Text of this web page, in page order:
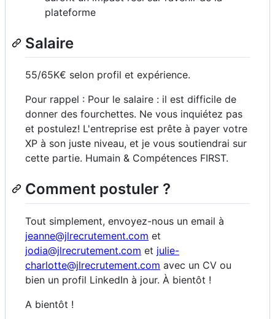
plateforme
Salaire
55/65K€ selon profil et expérience.
Pour rappel : Pour le salaire : il est difficile de
donner des fourchettes. Ne vous inquiétez pas
et postulez! L'entreprise est prête à payer votre
XP à son juste niveau, et je vous soutiendrai sur
cette partie. Humain & Compétences FIRST.
Comment postuler ?
Tout simplement, envoyez-nous un email à
jeanne@jlrecrutement.com et
jodia@jlrecrutement.com et julie-
charlotte@jlrecrutement.com avec un CV ou
bien un profil LinkedIn à jour. À bientôt !
A bientôt !